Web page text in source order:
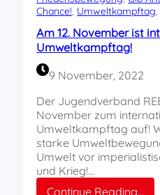
a
m
p
g
i
n
P
a
r
i
Chance!, Umweltkampftag,
Am 12. November ist
Umweltkampftag!
9 November, 2022
Der Jugendverband
November zum
Umweltkampftag auf!
starke
Umwelt vor
und Krieg!…
Continue Reading…